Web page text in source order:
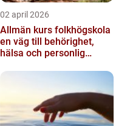
02 april 2026
Allmän kurs folkhögskola
en väg till behörighet,
hälsa och personlig